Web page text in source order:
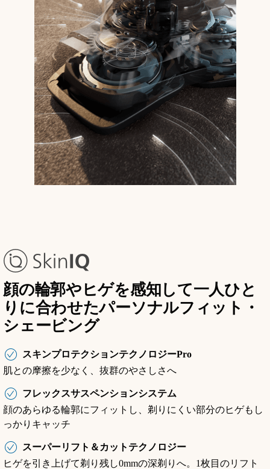
顔の輪郭やヒゲを感知して一人ひと
りに合わせたパーソナルフィット・
シェービング
スキンプロテクションテクノロジーPro
肌との摩擦を少なく、抜群のやさしさへ
フレックスサスペンションシステム
顔のあらゆる輪郭にフィットし、剃りにくい部分のヒゲもし
っかりキャッチ
スーパーリフト＆カットテクノロジー
ヒゲを引き上げて剃り残し0mmの深剃りへ。1枚目のリフト